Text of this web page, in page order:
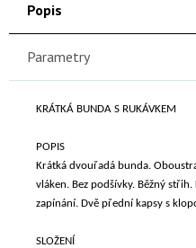
Popis
Parametry
KRÁTKÁ BUNDA S RUKÁVKEM
POPIS
Krátká dvouřadá bunda.
vláken. Bez podšívky. Běžný
zapínání. Dvě přední kapsy s
SLOŽENÍ